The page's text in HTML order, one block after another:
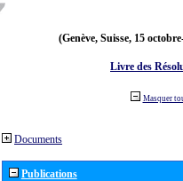
(Genève, Suisse, 15
Livre des
Masquer
Documents
Publications